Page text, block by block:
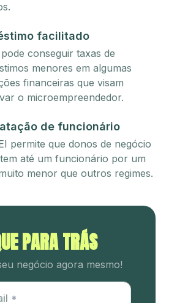
facilitado
conseguir taxas de
menores em algumas
financeiras que visam
o microempreendedor.
de funcionário
permite que donos de negócio
até um funcionário por um
menor que outros regimes.
PARA TRÁS
negócio agora mesmo!